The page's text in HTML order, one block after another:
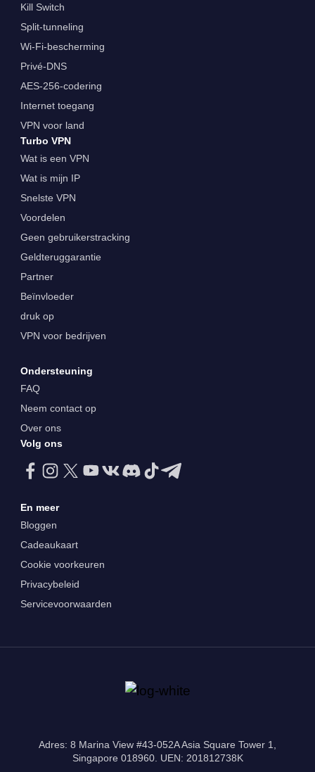
Kill Switch
Split-tunneling
Wi-Fi-bescherming
Privé-DNS
AES-256-codering
Internet toegang
VPN voor land
Turbo VPN
Wat is een VPN
Wat is mijn IP
Snelste VPN
Voordelen
Geen gebruikerstracking
Geldteruggarantie
Partner
Beïnvloeder
druk op
VPN voor bedrijven
Ondersteuning
FAQ
Neem contact op
Over ons
Volg ons
En meer
Bloggen
Cadeaukaart
Cookie voorkeuren
Privacybeleid
Servicevoorwaarden
Adres: 8 Marina View #43-052A Asia Square Tower 1,
Singapore 018960. UEN: 201812738K